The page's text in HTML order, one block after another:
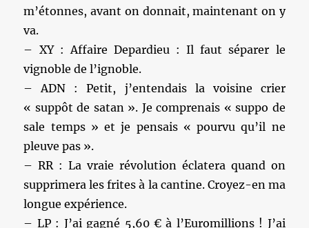
m’étonnes, avant on donnait, maintenant on y
va.
– XY : Affaire Depardieu : Il faut séparer le
vignoble de l’ignoble.
– ADN : Petit, j’entendais la voisine crier
« suppôt de satan ». Je comprenais « suppo de
sale temps » et je pensais « pourvu qu’il ne
pleuve pas ».
– RR : La vraie révolution éclatera quand on
supprimera les frites à la cantine. Croyez-en ma
longue expérience.
– LP : J’ai gagné 5,60 € à l’Euromillions ! J’ai